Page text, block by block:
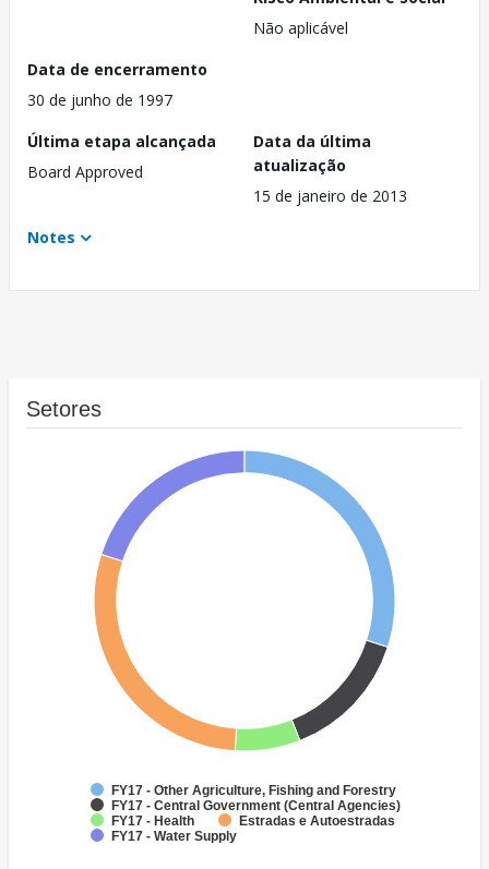
Não aplicável
Data de encerramento
30 de junho de 1997
Última etapa alcançada
Board Approved
Data da última
atualização
15 de janeiro de 2013
Notes
Setores
FY17 - Other Agriculture, Fishing and Forestry
FY17 - Central Government (Central Agencies)
FY17 - Health
Estradas e Autoestradas
FY17 - Water Supply